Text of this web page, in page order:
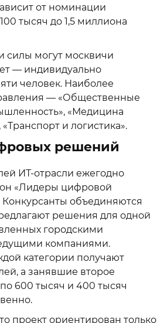
от номинации
тысяч до 1,5 миллиона
силы могут москвичи
— индивидуально
человек. Наиболее
— «Общественные
«Медицина
и логистика».
решений
ИТ-отрасли ежегодно
«Лидеры цифровой
объединяются
решения для одной
городскими
компаниями.
категории получают
а занявшие второе
600 тысяч и 400 тысяч
проект ориентирован только